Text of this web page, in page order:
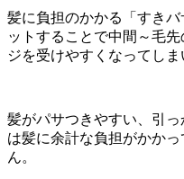
髪に負担のかかる「すき
ットすることで中間～毛
ジを受けやすくなってしま
髪がパサつきやすい、引
は髪に余計な負担がかか
ん。